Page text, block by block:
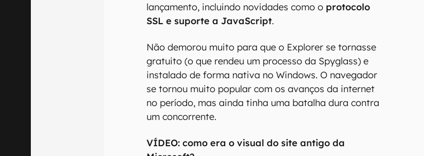
lançamento, incluindo novidades como o protocolo
SSL e suporte a JavaScript.
Não demorou muito para que o Explorer se tornasse
gratuito (o que rendeu um processo da Spyglass) e
instalado de forma nativa no Windows. O navegador
se tornou muito popular com os avanços da internet
no período, mas ainda tinha uma batalha dura contra
um concorrente.
VÍDEO: como era o visual do site antigo da